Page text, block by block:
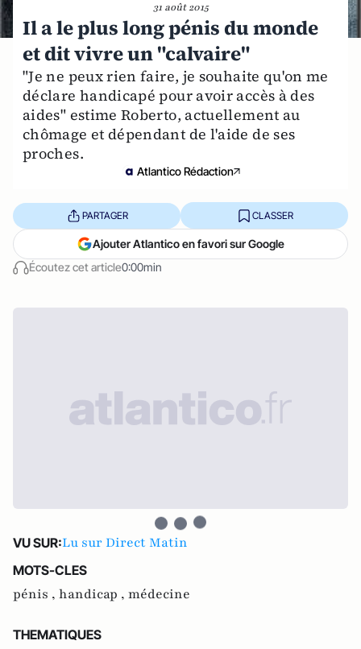
31 août 2015
Il a le plus long pénis du monde
et dit vivre un "calvaire"
"Je ne peux rien faire, je souhaite qu'on me
déclare handicapé pour avoir accès à des
aides" estime Roberto, actuellement au
chômage et dépendant de l'aide de ses
proches.
Atlantico Rédaction
Écoutez cet article0:00min
PARTAGER CLASSER
Ajouter Atlantico en favori sur Google
VU SUR:Lu sur Direct Matin
MOTS-CLES
pénis , handicap , médecine
THEMATIQUES